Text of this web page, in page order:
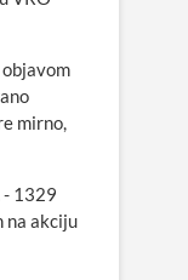
mirno,
- 1329
na akciju